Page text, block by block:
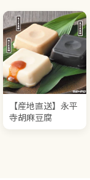
【産地直送】永平
寺胡麻豆腐